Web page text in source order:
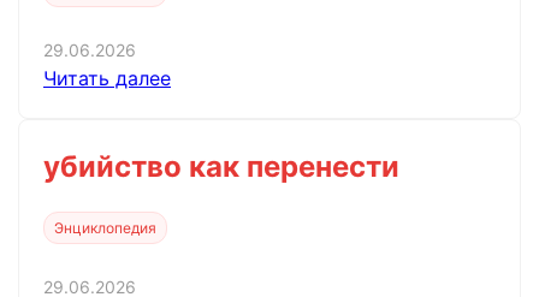
29.06.2026
Читать далее
убийство как перенести
Энциклопедия
29.06.2026